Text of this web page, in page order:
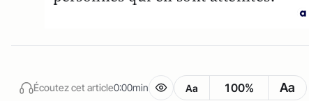
Écoutez cet article0:00min Aa 100% Aa